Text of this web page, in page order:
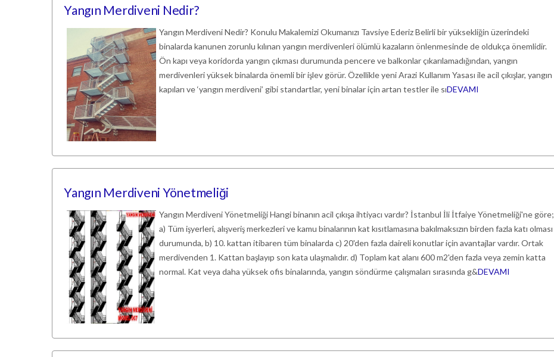
Yangın Merdiveni Nedir?
Yangın Merdiveni Nedir? Konulu Makalemizi Okumanızı Tavsiye Ederiz Belirli bir yüksekliğin üzerindeki
binalarda kanunen zorunlu kılınan yangın merdivenleri ölümlü kazaların önlenmesinde de oldukça önemlidir.
Ön kapı veya koridorda yangın çıkması durumunda pencere ve balkonlar çıkarılamadığından, yangın
merdivenleri yüksek binalarda önemli bir işlev görür. Özellikle yeni Arazi Kullanım Yasası ile acil çıkışlar, yangın
kapıları ve ‘yangın merdiveni’ gibi standartlar, yeni binalar için artan testler ile sıDEVAMI
Yangın Merdiveni Yönetmeliği
Yangın Merdiveni Yönetmeliği Hangi binanın acil çıkışa ihtiyacı vardır? İstanbul İli İtfaiye Yönetmeliği'ne göre;
a) Tüm işyerleri, alışveriş merkezleri ve kamu binalarının kat kısıtlamasına bakılmaksızın birden fazla katı olması
durumunda, b) 10. kattan itibaren tüm binalarda c) 20'den fazla daireli konutlar için avantajlar vardır. Ortak
merdivenden 1. Kattan başlayıp son kata ulaşmalıdır. d) Toplam kat alanı 600 m2'den fazla veya zemin katta
normal. Kat veya daha yüksek ofis binalarında, yangın söndürme çalışmaları sırasında g&DEVAMI